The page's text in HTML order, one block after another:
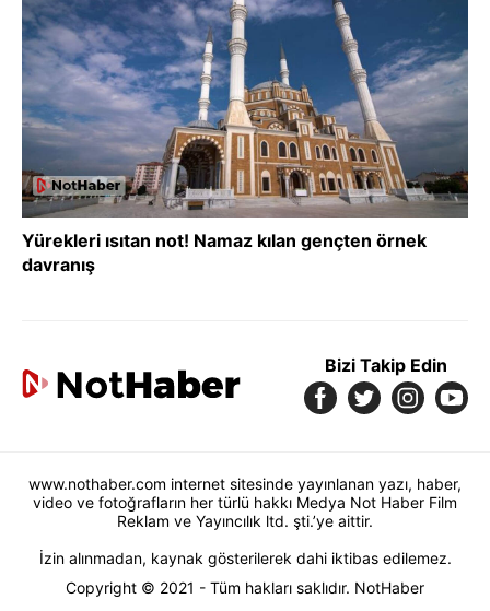
Yürekleri ısıtan not! Namaz kılan gençten örnek
davranış
Bizi Takip Edin
www.nothaber.com internet sitesinde yayınlanan yazı, haber,
video ve fotoğrafların her türlü hakkı Medya Not Haber Film
Reklam ve Yayıncılık ltd. şti.’ye aittir.
İzin alınmadan, kaynak gösterilerek dahi iktibas edilemez.
Copyright © 2021 - Tüm hakları saklıdır. NotHaber